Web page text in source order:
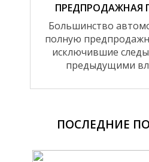
ПРЕДПРОДАЖНАЯ
Большинство
полную
исключившие
предыдущими
ПОСЛЕДНИЕ